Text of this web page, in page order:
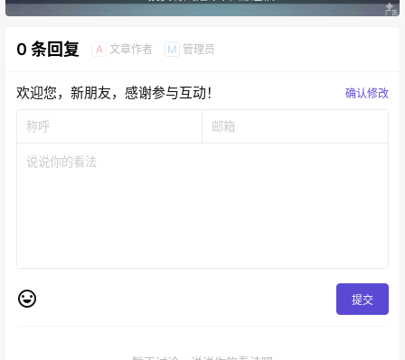
0 条回复 A 文章作者 M 管理员
欢迎您，新朋友，感谢参与互动！ 确认修改
提交